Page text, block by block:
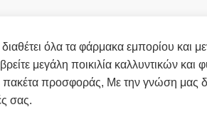
όλα τα φάρμακα εμπορίου και
μεγάλη ποικιλία καλλυντικών και
πακέτα προσφοράς, Με την γνώση μας
σας.